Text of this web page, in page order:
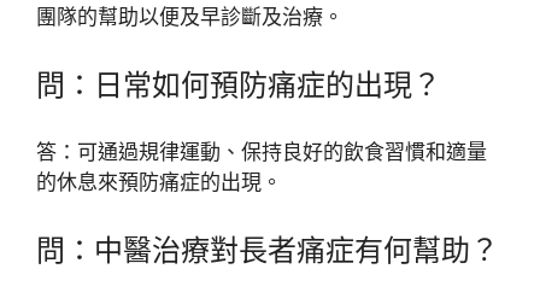
團隊的幫助以便及早診斷及治療。
問：日常如何預防痛症的出現？
答：可通過規律運動、保持良好的飲食習慣和適量
的休息來預防痛症的出現。
問：中醫治療對長者痛症有何幫助？